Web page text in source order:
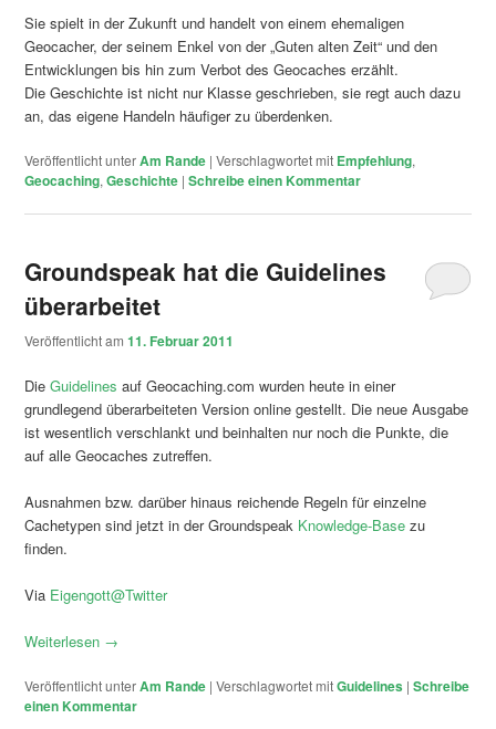
Sie spielt in der Zukunft und handelt von einem ehemaligen
Geocacher, der seinem Enkel von der „Guten alten Zeit“ und den
Entwicklungen bis hin zum Verbot des Geocaches erzählt.
Die Geschichte ist nicht nur Klasse geschrieben, sie regt auch dazu
an, das eigene Handeln häufiger zu überdenken.
Veröffentlicht unterAm Rande |Verschlagwortet mit Empfehlung,
Geocaching,Geschichte |Schreibe einen Kommentar
Groundspeak hat die Guidelines
überarbeitet
Veröffentlicht am11. Februar 2011
DieGuidelines auf Geocaching.com wurden heute in einer
grundlegend überarbeiteten Version online gestellt. Die neue Ausgabe
ist wesentlich verschlankt und beinhalten nur noch die Punkte, die
auf alle Geocaches zutreffen.
Ausnahmen bzw. darüber hinaus reichende Regeln für einzelne
Cachetypen sind jetzt in der Groundspeak Knowledge-Base zu
finden.
Via Eigengott@Twitter
Weiterlesen →
Veröffentlicht unterAm Rande |Verschlagwortet mitGuidelines |Schreibe
einen Kommentar